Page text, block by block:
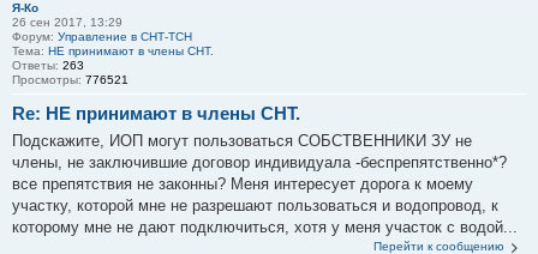
Я-Ко
26 сен 2017, 13:29
Форум: Управление в СНТ-ТСН
Тема: НЕ принимают в члены СНТ.
Ответы: 263
Просмотры: 776521
Re: НЕ принимают в члены СНТ.
Подскажите, ИОП могут пользоваться СОБСТВЕННИКИ ЗУ не
члены, не заключившие договор индивидуала -беспрепятственно*?
все препятствия не законны? Меня интересует дорога к моему
участку, которой мне не разрешают пользоваться и водопровод, к
которому мне не дают подключиться, хотя у меня участок с водой...
Перейти к сообщению